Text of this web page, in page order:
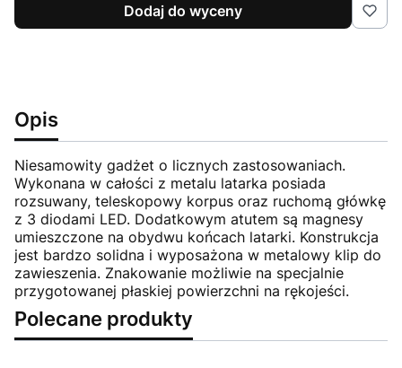
Dodaj do wyceny
Opis
Niesamowity gadżet o licznych zastosowaniach.
Wykonana w całości z metalu latarka posiada
rozsuwany, teleskopowy korpus oraz ruchomą główkę
z 3 diodami LED. Dodatkowym atutem są magnesy
umieszczone na obydwu końcach latarki. Konstrukcja
jest bardzo solidna i wyposażona w metalowy klip do
zawieszenia. Znakowanie możliwie na specjalnie
przygotowanej płaskiej powierzchni na rękojeści.
Polecane produkty